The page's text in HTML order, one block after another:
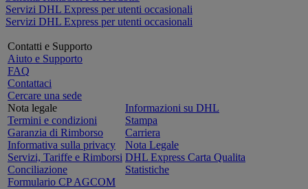
Servizi DHL Express per utenti occasionali
Servizi DHL Express per utenti occasionali
Contatti e Supporto
Aiuto e Supporto
FAQ
Contattaci
Cercare una sede
Nota legale
Termini e condizioni
Garanzia di Rimborso
Informativa sulla privacy
Servizi, Tariffe e Rimborsi
Conciliazione
Formulario CP AGCOM
Informazioni su DHL
Stampa
Carriera
Nota Legale
DHL Express Carta Qualita
Statistiche